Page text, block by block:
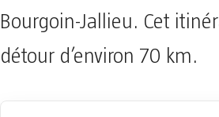
Bourgoin-Jallieu. Cet
détour d’environ 70 km.